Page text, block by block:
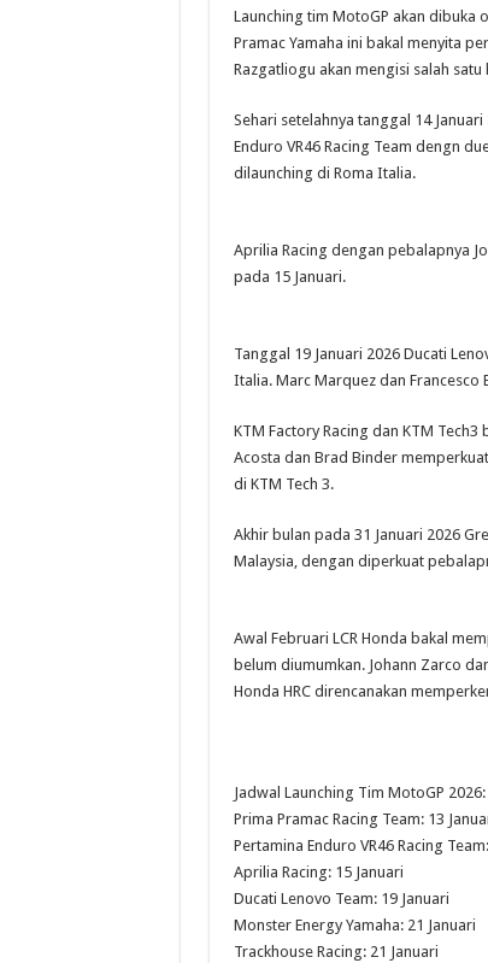
Launching tim MotoGP akan dibuka
Pramac Yamaha ini bakal menyita
Razgatliogu akan mengisi salah
Sehari setelahnya tanggal 14
Enduro VR46 Racing Team dengn
dilaunching di Roma Italia.
Aprilia Racing dengan pebalapnya
pada 15 Januari.
Tanggal 19 Januari 2026 Ducati
Italia. Marc Marquez dan
KTM Factory Racing dan KTM
Acosta dan Brad Binder
di KTM Tech 3.
Akhir bulan pada 31 Januari 2026
Malaysia, dengan diperkuat
Awal Februari LCR Honda bakal
belum diumumkan. Johann Zarco
Honda HRC direncanakan
Jadwal Launching Tim MotoGP 2026:
Prima Pramac Racing Team: 13
Pertamina Enduro VR46 Racing
Aprilia Racing: 15 Januari
Ducati Lenovo Team: 19 Januari
Monster Energy Yamaha: 21 Januari
Trackhouse Racing: 21 Januari